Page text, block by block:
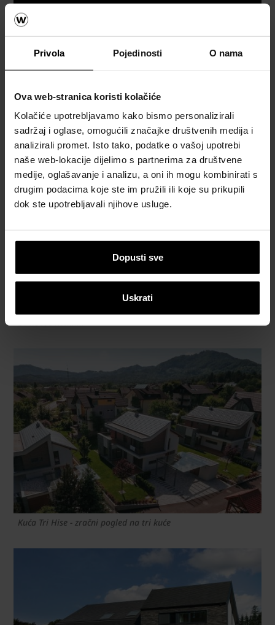
Privola Pojedinosti O nama
Ova web-stranica koristi kolačiće
Kolačiće upotrebljavamo kako bismo personalizirali
sadržaj i oglase, omogućili značajke društvenih medija i
analizirali promet. Isto tako, podatke o vašoj upotrebi
naše web-lokacije dijelimo s partnerima za društvene
medije, oglašavanje i analizu, a oni ih mogu kombinirati s
drugim podacima koje ste im pružili ili koje su prikupili
dok ste upotrebljavali njihove usluge.
Dopusti sve
Uskrati
Referetni objekti
POGLEDAJTE REFERENTNE OBJEKTE
e4 house Kamnik
Kuća Tri Hise - zračni pogled na tri kuće